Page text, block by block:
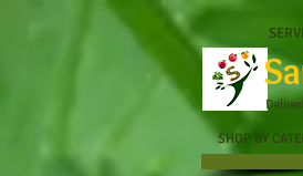
SHOP BY